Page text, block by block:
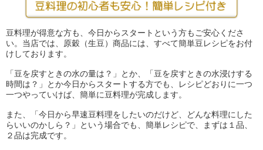
豆料理が得意な方も、今日からスタートという方もご安心くださ
い。当店では、原穀（生豆）商品には、すべて簡単豆レシピをお付
けしております。
「豆を戻すときの水の量は？」とか、「豆を戻すときの水浸けする
時間は？」とか今日からスタートする方でも、レシピどおりに一つ
一つやっていけば、簡単に豆料理が完成します。
また、「今日から早速豆料理をしたいのだけど、どんな料理にした
らいいのかしら？」という場合でも、簡単レシピで、まずは１品、
２品は完成です。